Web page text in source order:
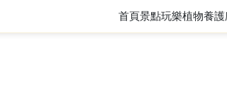
首頁景點玩樂植物養護